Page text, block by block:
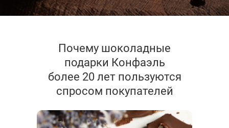
Почему шоколадные
подарки Конфаэль
более 20 лет пользуются
спросом покупателей